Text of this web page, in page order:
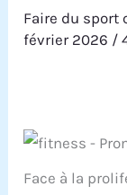
Faire du sport
février 2026 /
Face à la